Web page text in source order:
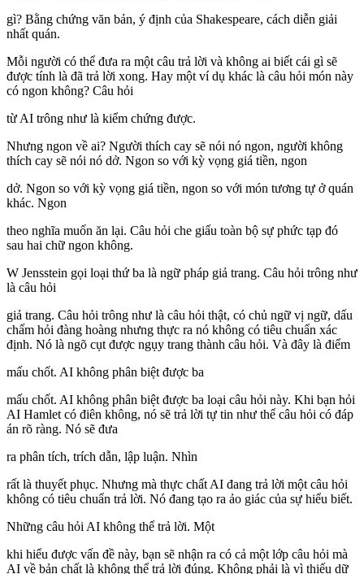
gì? Bằng chứng văn bản, ý định của Shakespeare, cách diễn giải
nhất quán.
Mỗi người có thể đưa ra một câu trả lời và không ai biết cái gì sẽ
được tính là đã trả lời xong. Hay một ví dụ khác là câu hỏi món này
có ngon không? Câu hỏi
từ AI trông như là kiểm chứng được.
Nhưng ngon về ai? Người thích cay sẽ nói nó ngon, người không
thích cay sẽ nói nó dở. Ngon so với kỳ vọng giá tiền, ngon
dở. Ngon so với kỳ vọng giá tiền, ngon so với món tương tự ở quán
khác. Ngon
theo nghĩa muốn ăn lại. Câu hỏi che giấu toàn bộ sự phức tạp đó
sau hai chữ ngon không.
W Jensstein gọi loại thứ ba là ngữ pháp giả trang. Câu hỏi trông như
là câu hỏi
giả trang. Câu hỏi trông như là câu hỏi thật, có chủ ngữ vị ngữ, dấu
chấm hỏi đàng hoàng nhưng thực ra nó không có tiêu chuẩn xác
định. Nó là ngõ cụt được ngụy trang thành câu hỏi. Và đây là điểm
mấu chốt. AI không phân biệt được ba
mấu chốt. AI không phân biệt được ba loại câu hỏi này. Khi bạn hỏi
AI Hamlet có điên không, nó sẽ trả lời tự tin như thể câu hỏi có đáp
án rõ ràng. Nó sẽ đưa
ra phân tích, trích dẫn, lập luận. Nhìn
rất là thuyết phục. Nhưng mà thực chất AI đang trả lời một câu hỏi
không có tiêu chuẩn trả lời. Nó đang tạo ra ảo giác của sự hiểu biết.
Những câu hỏi AI không thể trả lời. Một
khi hiểu được vấn đề này, bạn sẽ nhận ra có cả một lớp câu hỏi mà
AI về bản chất là không thể trả lời đúng. Không phải là vì thiếu dữ